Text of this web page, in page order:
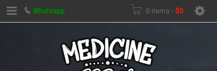
Whatsapp 0 items - $0